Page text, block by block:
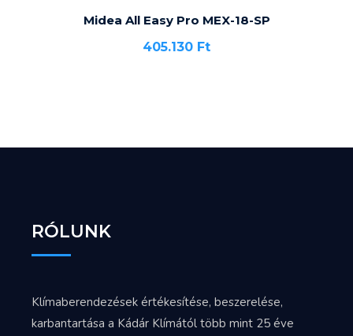
Midea All Easy Pro MEX-18-SP
405.130 Ft
RÓLUNK
Klímaberendezések értékesítése, beszerelése,
karbantartása a Kádár Klímától több mint 25 éve